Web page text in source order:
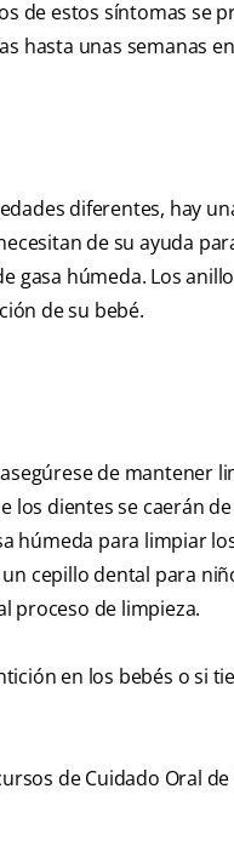
de estos síntomas se
hasta unas semanas
diferentes, hay
de su ayuda
gasa húmeda. Los
de su bebé.
de mantener
los dientes se caerán
para limpiar
cepillo dental para
proceso de limpieza.
en los bebés o si
de Cuidado Oral de